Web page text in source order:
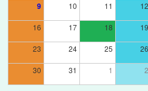
9 10 11 12
16 17 18 19
23 24 25 26
30 31 1 2